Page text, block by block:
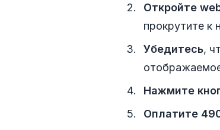
Откройте
прокрутите к
Убедитесь,
Нажмите
Оплатите